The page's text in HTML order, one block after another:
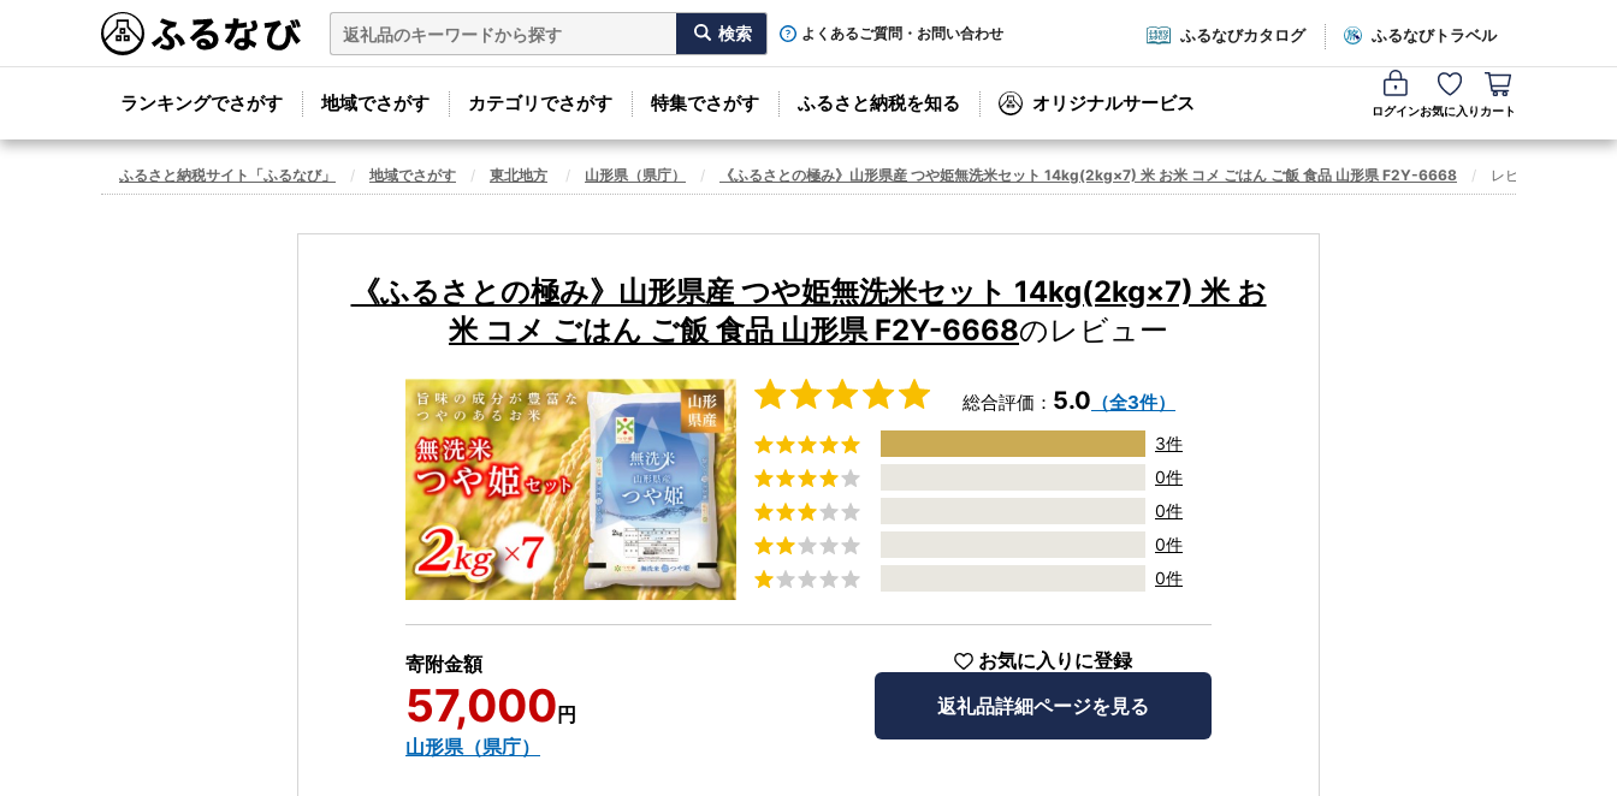
よくあるご質問・お問い合わせ ふるなびカタログ ふるなびトラベル
ランキングでさがす 地域でさがす カテゴリでさがす 特集でさがす ふるさと納税を知る オリジナルサービス ログインお気に入り カート
ふるさと納税サイト「ふるなび」 地域でさがす 東北地方 山形県（県庁） 《ふるさとの極み》山形県産 つや姫無洗米セット 14kg(2kg×7) 米 お米 コメ ごはん ご飯 食品 山形県 F2Y-6668 レビュー一覧
《ふるさとの極み》山形県産 つや姫無洗米セット 14kg(2kg×7) 米 お
米 コメ ごはん ご飯 食品 山形県 F2Y-6668のレビュー
総合評価： 5.0 （全3件）
3件
0件
0件
0件
0件
寄附金額
57,000 円
山形県（県庁）
お気に入りに登録
返礼品詳細ページを見る